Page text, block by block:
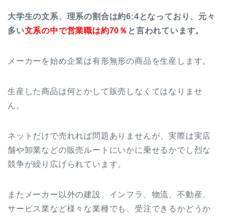
大学生の文系、理系の割合は約6:4となっており、元々
多い文系の中で営業職は約70％ と言われています。
メーカーを始め企業は有形無形の商品を生産します。
生産した商品は何とかして販売しなくてはなりませ
ん。
ネットだけで売れれば問題ありませんが、実際は実店
舗や卸業などの販売ルートにいかに乗せるかでし烈な
競争が繰り広げられています。
またメーカー以外の建設、インフラ、物流、不動産、
サービス業など様々な業種でも、受注できるかどうか